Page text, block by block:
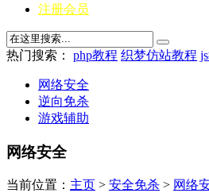
注册会员
热门搜索： php教程 织梦仿站教程
网络安全
逆向免杀
游戏辅助
网络安全
当前位置： 主页 > 安全免杀 > 网络